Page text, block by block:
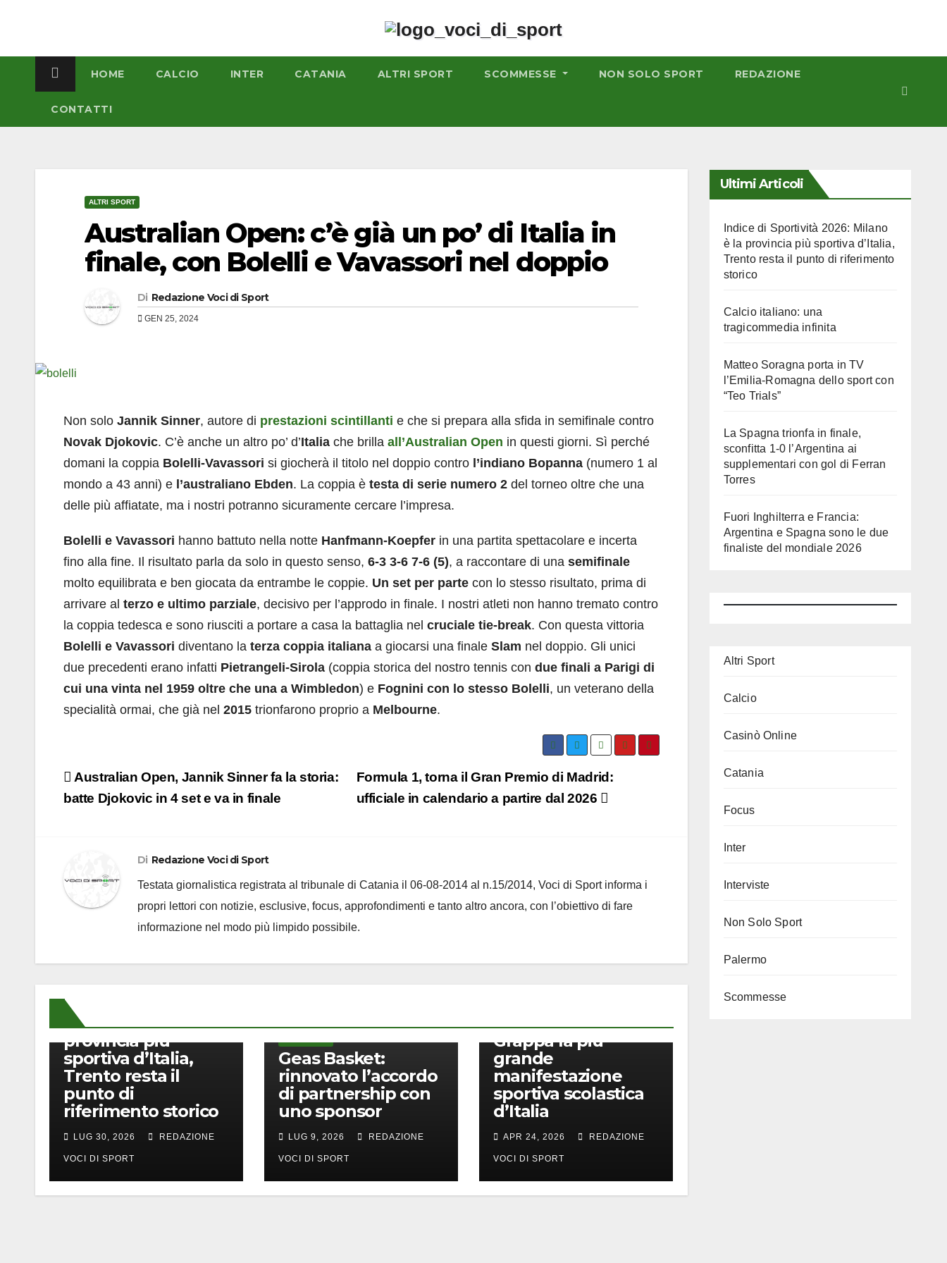
HOME CALCIO INTER CATANIA ALTRI SPORT SCOMMESSE NON SOLO SPORT REDAZIONE
CONTATTI
ALTRI SPORT
Australian Open: c’è già un po’ di Italia in
finale, con Bolelli e Vavassori nel doppio
Di Redazione Voci di Sport
GEN 25, 2024
Non solo Jannik Sinner, autore di prestazioni scintillanti e che si prepara alla sfida in semifinale contro
Novak Djokovic. C’è anche un altro po’ d’Italia che brilla all’Australian Open in questi giorni. Sì perché
domani la coppia Bolelli-Vavassori si giocherà il titolo nel doppio contro l’indiano Bopanna (numero 1 al
mondo a 43 anni) e l’australiano Ebden. La coppia è testa di serie numero 2 del torneo oltre che una
delle più affiatate, ma i nostri potranno sicuramente cercare l’impresa.
Bolelli e Vavassori hanno battuto nella notte Hanfmann-Koepfer in una partita spettacolare e incerta
fino alla fine. Il risultato parla da solo in questo senso, 6-3 3-6 7-6 (5), a raccontare di una semifinale
molto equilibrata e ben giocata da entrambe le coppie. Un set per parte con lo stesso risultato, prima di
arrivare al terzo e ultimo parziale, decisivo per l’approdo in finale. I nostri atleti non hanno tremato contro
la coppia tedesca e sono riusciti a portare a casa la battaglia nel cruciale tie-break. Con questa vittoria
Bolelli e Vavassori diventano la terza coppia italiana a giocarsi una finale Slam nel doppio. Gli unici
due precedenti erano infatti Pietrangeli-Sirola (coppia storica del nostro tennis con due finali a Parigi di
cui una vinta nel 1959 oltre che una a Wimbledon) e Fognini con lo stesso Bolelli, un veterano della
specialità ormai, che già nel 2015 trionfarono proprio a Melbourne.
Navigazione
articoli
Formula 1, torna il Gran Premio di Madrid:
ufficiale in calendario a partire dal 2026
Australian Open, Jannik Sinner fa la storia:
batte Djokovic in 4 set e va in finale
Di Redazione Voci di Sport
Testata giornalistica registrata al tribunale di Catania il 06-08-2014 al n.15/2014, Voci di Sport informa i
propri lettori con notizie, esclusive, focus, approfondimenti e tanto altro ancora, con l’obiettivo di fare
informazione nel modo più limpido possibile.
Indice di Sportività
2026: Milano è la
provincia più
sportiva d’Italia,
Trento resta il
punto di
riferimento storico
LUG 30, 2026 REDAZIONE
VOCI DI SPORT
Geas Basket:
rinnovato l’accordo
di partnership con
uno sponsor
LUG 9, 2026 REDAZIONE
VOCI DI SPORT
Filippin di Pieve del
Grappa la più
grande
manifestazione
sportiva scolastica
d’Italia
APR 24, 2026 REDAZIONE
VOCI DI SPORT
Ultimi Articoli
Indice di Sportività 2026: Milano
è la provincia più sportiva d’Italia,
Trento resta il punto di riferimento
storico
Calcio italiano: una
tragicommedia infinita
Matteo Soragna porta in TV
l’Emilia-Romagna dello sport con
“Teo Trials”
La Spagna trionfa in finale,
sconfitta 1-0 l’Argentina ai
supplementari con gol di Ferran
Torres
Fuori Inghilterra e Francia:
Argentina e Spagna sono le due
finaliste del mondiale 2026
Altri Sport
Calcio
Casinò Online
Catania
Focus
Inter
Interviste
Non Solo Sport
Palermo
Scommesse